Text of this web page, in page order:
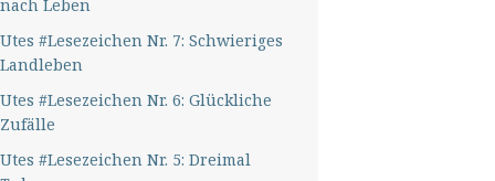
nach Leben
Utes #Lesezeichen Nr. 7: Schwieriges
Landleben
Utes #Lesezeichen Nr. 6: Glückliche
Zufälle
Utes #Lesezeichen Nr. 5: Dreimal